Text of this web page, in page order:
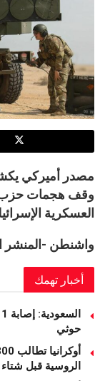
مصدر أميركي
وقف هجمات حزب
العسكرية
واشنطن -المنشر
أخبار تهمك
حوثي
الروسية قبل شتاء 2026